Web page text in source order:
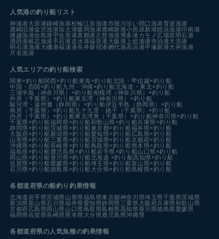
人気港の釣り船リスト
神湊港 大原港鐘崎漁港松輪江奈漁港市堀川沿い 間口漁港育波漁港
鹿嶋旧港金沢漁港加太港飯岡漁港鹿嶋新港小田原新港姪浜漁港印南港
腰越漁港佐島港宇佐美港真鶴港 久慈漁港博多港カモメ広場前明石港
酒田港岐志漁港手石港 走水港福良港 大飯港 上総湊港寺泊港大洗港
明石浦漁港 大磯港福浦港長井新宿港網代港高浜港平塚新港大井漁港
片名漁港
人気エリアの釣り船検索
関東×釣り船関西×釣り船 東海×釣り船北陸・甲信越×釣り船
中国・四国×釣り船 九州・沖縄×釣り船北海道・東北×釣り船
三浦半島（神奈川県）×釣り船相模湾（神奈川県）×釣り船
外房（千葉県）×釣り船東京湾（神奈川県）×釣り船
駿河湾・遠州灘（静岡県）×釣り船伊豆半島（静岡県）×釣り船
南房（千葉県）×釣り船九十九里・銚子（千葉県）×釣り船
内房（千葉県）×釣り船東京湾奥（千葉県）×釣り船神奈川県×釣り船
千葉県×釣り船福岡県×釣り船和歌山県×釣り船兵庫県×釣り船
静岡県×釣り船茨城県×釣り船 東京都×釣り船福井県×釣り船
大阪府×釣り船 新潟県×釣り船愛知県×釣り船 広島県×釣り船
山形県×釣り船 三重県×釣り船宮城県×釣り船京都府×釣り船
沖縄県×釣り船長崎県×釣り船鳥取県×釣り船 熊本県×釣り船
福島県×釣り船 鹿児島県×釣り船岩手県×釣り船山口県×釣り船
岡山県×釣り船香川県×釣り船北海道 ×釣り船高知県×釣り船
佐賀県×釣り船愛媛県×釣り船埼玉県×釣り船富山県×釣り船
石川県×釣り船徳島県×釣り船 大分県×釣り船島根県×釣り船
各都道府県の船釣り釣果情報
北海道岩手県宮城県山形県福島県東京都神奈川県埼玉県千葉県茨城県
新潟県富山県石川県福井県愛知県静岡県三重県大阪府兵庫県和歌山県
京都府広島県岡山県山口県鳥取県島根県高知県香川県徳島県愛媛県
福岡県佐賀県長崎県熊本県大分県鹿児島県沖縄県
各都道府県の人気魚種の釣果情報